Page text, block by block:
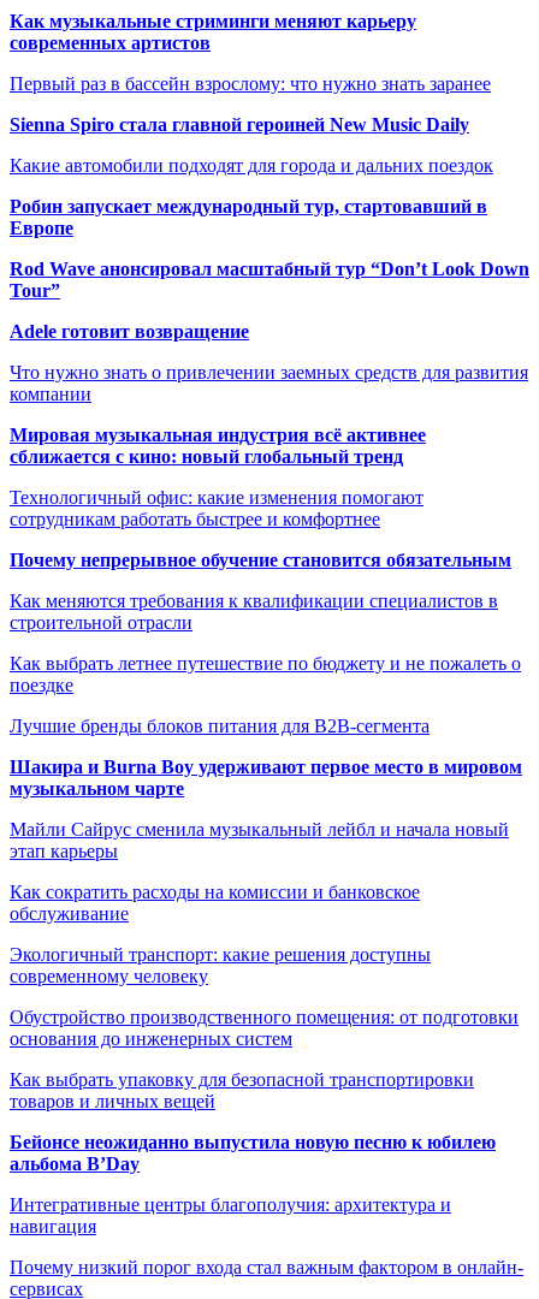
Как музыкальные стриминги меняют карьеру
современных артистов
Первый раз в бассейн взрослому: что нужно знать заранее
Sienna Spiro стала главной героиней New Music Daily
Какие автомобили подходят для города и дальних поездок
Робин запускает международный тур, стартовавший в
Европе
Rod Wave анонсировал масштабный тур “Don’t Look Down
Tour”
Adele готовит возвращение
Что нужно знать о привлечении заемных средств для развития
компании
Мировая музыкальная индустрия всё активнее
сближается с кино: новый глобальный тренд
Технологичный офис: какие изменения помогают
сотрудникам работать быстрее и комфортнее
Почему непрерывное обучение становится обязательным
Как меняются требования к квалификации специалистов в
строительной отрасли
Как выбрать летнее путешествие по бюджету и не пожалеть о
поездке
Лучшие бренды блоков питания для B2B-сегмента
Шакира и Burna Boy удерживают первое место в мировом
музыкальном чарте
Майли Сайрус сменила музыкальный лейбл и начала новый
этап карьеры
Как сократить расходы на комиссии и банковское
обслуживание
Экологичный транспорт: какие решения доступны
современному человеку
Обустройство производственного помещения: от подготовки
основания до инженерных систем
Как выбрать упаковку для безопасной транспортировки
товаров и личных вещей
Бейонсе неожиданно выпустила новую песню к юбилею
альбома B’Day
Интегративные центры благополучия: архитектура и
навигация
Почему низкий порог входа стал важным фактором в онлайн-
сервисах